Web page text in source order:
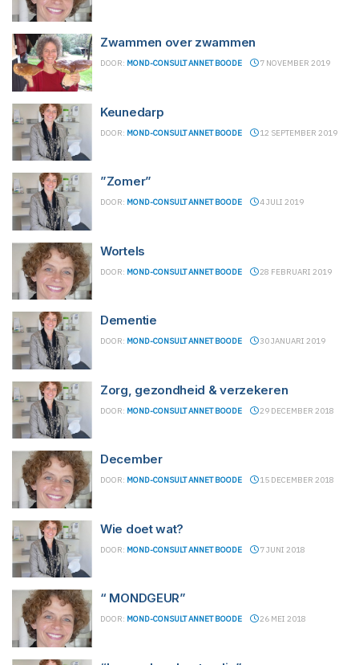
Zwammen over zwammen
DOOR: MOND-CONSULT ANNET BOODE 7 NOVEMBER 2019
Keunedarp
DOOR: MOND-CONSULT ANNET BOODE 12 SEPTEMBER 2019
”Zomer”
DOOR: MOND-CONSULT ANNET BOODE 4 JULI 2019
Wortels
DOOR: MOND-CONSULT ANNET BOODE 28 FEBRUARI 2019
Dementie
DOOR: MOND-CONSULT ANNET BOODE 30 JANUARI 2019
Zorg, gezondheid & verzekeren
DOOR: MOND-CONSULT ANNET BOODE 29 DECEMBER 2018
December
DOOR: MOND-CONSULT ANNET BOODE 15 DECEMBER 2018
Wie doet wat?
DOOR: MOND-CONSULT ANNET BOODE 7 JUNI 2018
“ MONDGEUR”
DOOR: MOND-CONSULT ANNET BOODE 26 MEI 2018